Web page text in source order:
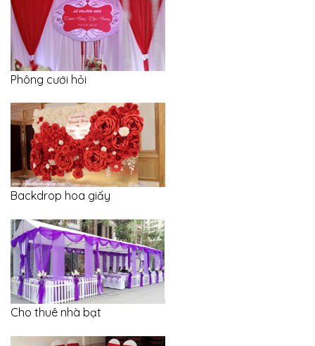
Phông cưới hỏi
Backdrop hoa giấy
Cho thuê nhà bạt